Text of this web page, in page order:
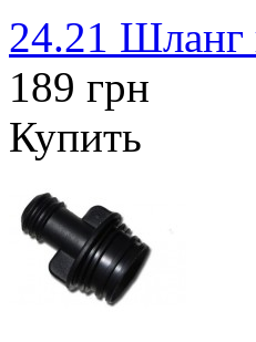
24.21 Шланг
189 грн
Купить